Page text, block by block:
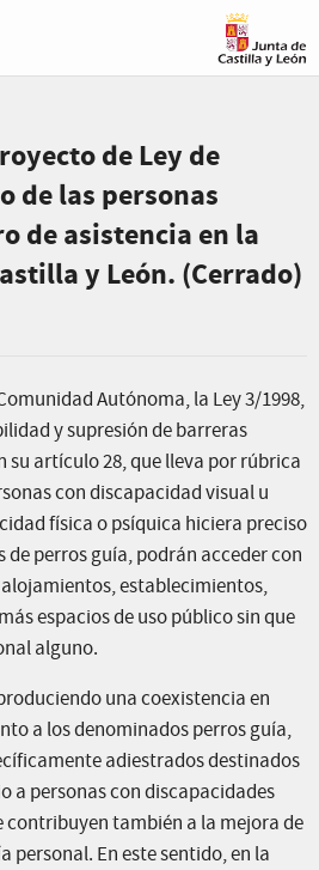
de Ley de
de las personas
de asistencia en la
y León. (Cerrado)
Autónoma, la Ley 3/1998,
y supresión de barreras
su artículo 28, que lleva por rúbrica
con discapacidad visual u
física o psíquica hiciera preciso
perros guía, podrán acceder con
establecimientos,
espacios de uso público sin que
alguno.
una coexistencia en
a los denominados perros guía,
adiestrados destinados
a personas con discapacidades
contribuyen también a la mejora de
En este sentido, en la